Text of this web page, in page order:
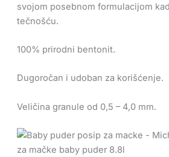
svojom posebnom formulacijom
tečnošću.
100% prirodni bentonit.
Dugoročan i udoban za korišćenje.
Veličina granule od 0,5 – 4,0 mm.